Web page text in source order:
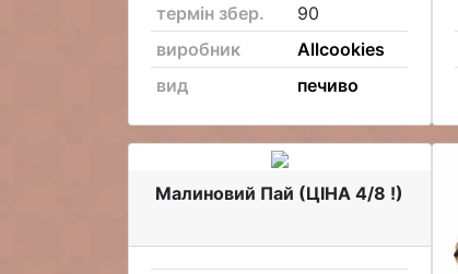
термін збер.
90
виробник
Allcookies
вид
печиво
Малиновий Пай (ЦІНА 4/8 !)